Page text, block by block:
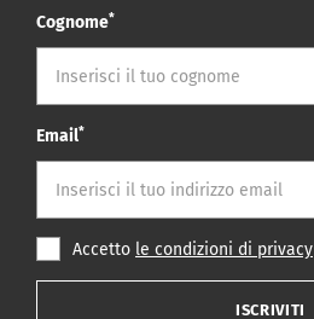
Cognome*
Email*
Accetto le condizioni di privacy
ISCRIVITI